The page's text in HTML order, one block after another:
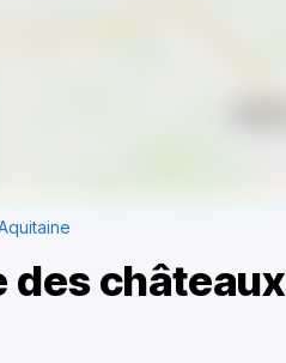
des châteaux